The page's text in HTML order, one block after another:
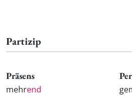
Partizip
Präsens
mehrend